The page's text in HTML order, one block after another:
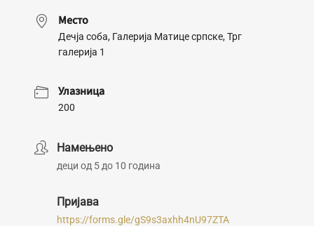
Место
Дечја соба, Галерија Матице српске, Трг
галерија 1
Улазница
200
Намењено
деци од 5 до 10 година
Пријава
https://forms.gle/gS9s3axhh4nU97ZTA